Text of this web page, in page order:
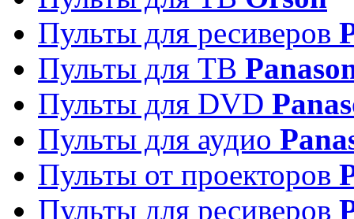
Пульты для ресиверов
Пульты для ТВ
Пульты для DVD
Пульты для аудио
Пульты от проекторов
Пульты для ресиверов